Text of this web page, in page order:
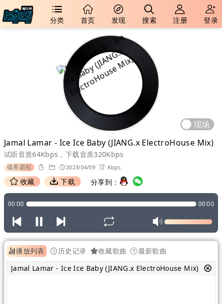
分类 首页 发现 搜索 注册 登录
现场
Jamal Lamar - Ice Ice Baby (JIANG.x ElectroHouse Mix)
试听音质64Kbps，下载音质320Kbps
碟界霸权 2023/04/09 Kbps
收藏 下载 分享到：
00:00 00:00
播放列表 历史记录 收藏歌曲
最新歌曲
Jamal Lamar - Ice Ice Baby (JIANG.x ElectroHouse Mix)